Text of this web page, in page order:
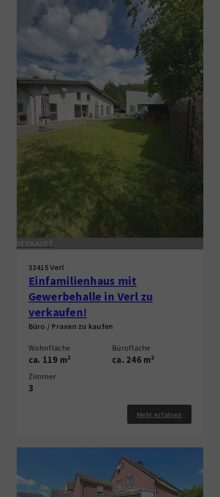
VERKAUFT
33415 Verl
Einfamilienhaus mit
Gewerbehalle in Verl zu
verkaufen!
Büro / Praxen zu kaufen
Wohnfläche
ca. 119 m²
Bürofläche
ca. 246 m²
Zimmer
3
Mehr erfahren